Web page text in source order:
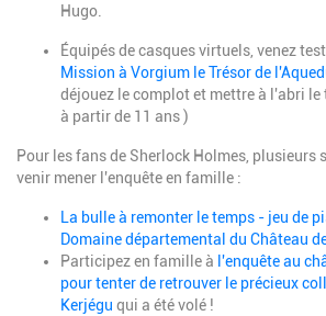
Hugo.
Équipés de casques virtuels, venez
Mission à Vorgium le Trésor de
déjouez le complot et mettre à l'abri le
à partir de 11 ans )
Pour les fans de Sherlock Holmes, plusieurs
venir mener l'enquête en famille :
La bulle à remonter le temps - jeu de
Domaine départemental du Château
Participez en famille à l'enquête au
pour tenter de retrouver le précieux
Kerjégu qui a été volé !